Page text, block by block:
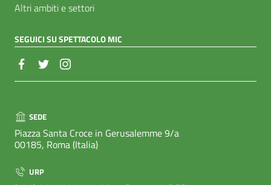
Altri ambiti e settori
SEGUICI SU SPETTACOLO MIC
SEDE
Piazza Santa Croce in Gerusalemme 9/a
00185, Roma (Italia)
URP